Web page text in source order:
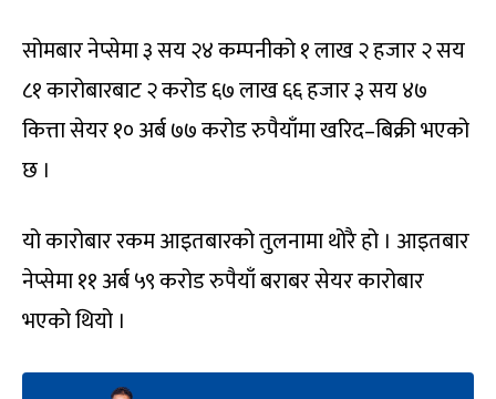
सोमबार नेप्सेमा ३ सय २४ कम्पनीको १ लाख २ हजार २ सय
८१ कारोबारबाट २ करोड ६७ लाख ६६ हजार ३ सय ४७
कित्ता सेयर १० अर्ब ७७ करोड रुपैयाँमा खरिद–बिक्री भएको
छ ।
यो कारोबार रकम आइतबारको तुलनामा थोरै हो । आइतबार
नेप्सेमा ११ अर्ब ५९ करोड रुपैयाँ बराबर सेयर कारोबार
भएको थियो ।